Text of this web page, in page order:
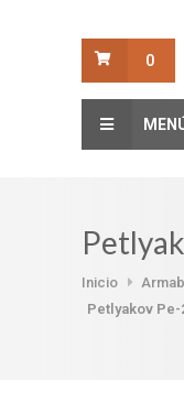
0
Inicio
Petlyakov Pe-